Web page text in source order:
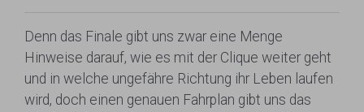
Denn das Finale gibt uns zwar eine Menge
Hinweise darauf, wie es mit der Clique weiter geht
und in welche ungefähre Richtung ihr Leben laufen
wird, doch einen genauen Fahrplan gibt uns das